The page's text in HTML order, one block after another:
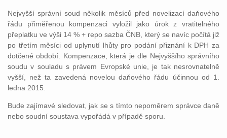
Nejvyšší správní soud několik měsíců před novelizací daňového
řádu přiměřenou kompenzaci vyložil jako úrok z vratitelného
přeplatku ve výši 14 % + repo sazba ČNB, který se navíc počítá již
po třetím měsíci od uplynutí lhůty pro podání přiznání k DPH za
dotčené období. Kompenzace, která je dle Nejvyššího správního
soudu v souladu s právem Evropské unie, je tak nesrovnatelně
vyšší, než ta zavedená novelou daňového řádu účinnou od 1.
ledna 2015.
Bude zajímavé sledovat, jak se s tímto nepoměrem správce daně
nebo soudní soustava vypořádá v případě sporu.